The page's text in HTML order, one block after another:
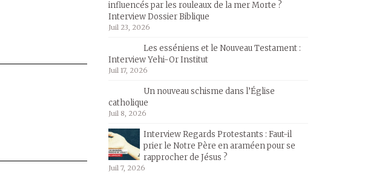
influencés par les rouleaux de la mer Morte ?
Interview Dossier Biblique
Juil 23, 2026
Les esséniens et le Nouveau Testament :
Interview Yehi-Or Institut
Juil 17, 2026
Un nouveau schisme dans l’Église
catholique
Juil 8, 2026
Interview Regards Protestants : Faut-il
prier le Notre Père en araméen pour se
rapprocher de Jésus ?
Juil 7, 2026